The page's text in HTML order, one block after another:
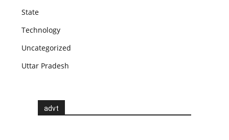
State
Technology
Uncategorized
Uttar Pradesh
advt